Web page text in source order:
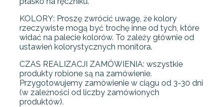
KOLORY: Proszę zwrócić uwagę, że kolory
rzeczywiste mogą być trochę inne od tych, które
widać na palecie kolorów. To zależy głównie od
ustawień kolorystycznych monitora.
CZAS REALIZACJI ZAMÓWIENIA: wszystkie
produkty robione są na zamówienie.
Przygotowujemy zamówienie w ciągu od 3-30 dni
(w zależności od liczby zamówionych
produktów).